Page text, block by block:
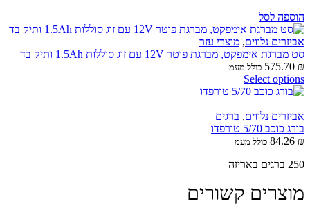
הוספה לסל
אביזרים נלווים, מוצרי עזר
סט מברגת אימפקט, מברגת פוטר 12V עם זוג סוללות 1.5Ah ותיק בד
575.70 ₪ כולל מעמ
Select options
אביזרים נלווים, ברגים
בורג כוכב 5/70 טורפדו
84.26 ₪ כולל מעמ
250 ברגים באריזה
מוצרים קשורים